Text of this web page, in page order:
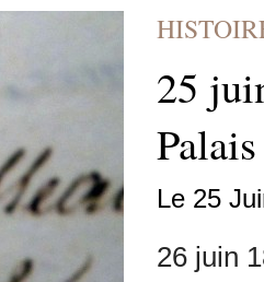
25
Le 25
26 juin